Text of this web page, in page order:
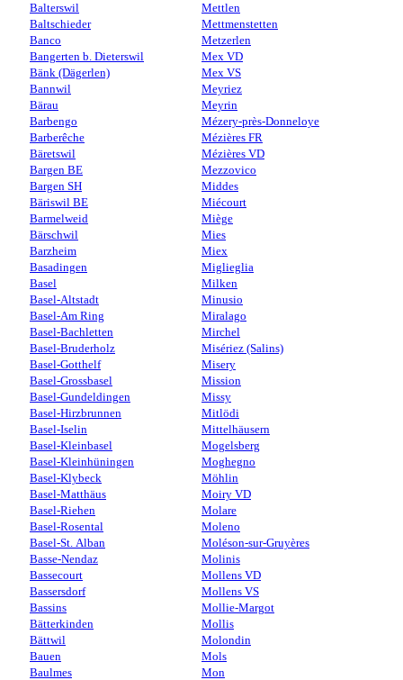
Balterswil
Baltschieder
Banco
Bangerten b. Dieterswil
Bänk (Dägerlen)
Bannwil
Bärau
Barbengo
Barberêche
Bäretswil
Bargen BE
Bargen SH
Bäriswil BE
Barmelweid
Bärschwil
Barzheim
Basadingen
Basel
Basel-Altstadt
Basel-Am Ring
Basel-Bachletten
Basel-Bruderholz
Basel-Gotthelf
Basel-Grossbasel
Basel-Gundeldingen
Basel-Hirzbrunnen
Basel-Iselin
Basel-Kleinbasel
Basel-Kleinhüningen
Basel-Klybeck
Basel-Matthäus
Basel-Riehen
Basel-Rosental
Basel-St. Alban
Basse-Nendaz
Bassecourt
Bassersdorf
Bassins
Bätterkinden
Bättwil
Bauen
Baulmes
Mettlen
Mettmenstetten
Metzerlen
Mex VD
Mex VS
Meyriez
Meyrin
Mézery-près-Donneloye
Mézières FR
Mézières VD
Mezzovico
Middes
Miécourt
Miège
Mies
Miex
Miglieglia
Milken
Minusio
Miralago
Mirchel
Misériez (Salins)
Misery
Mission
Missy
Mitlödi
Mittelhäusern
Mogelsberg
Moghegno
Möhlin
Moiry VD
Molare
Moleno
Moléson-sur-Gruyères
Molinis
Mollens VD
Mollens VS
Mollie-Margot
Mollis
Molondin
Mols
Mon